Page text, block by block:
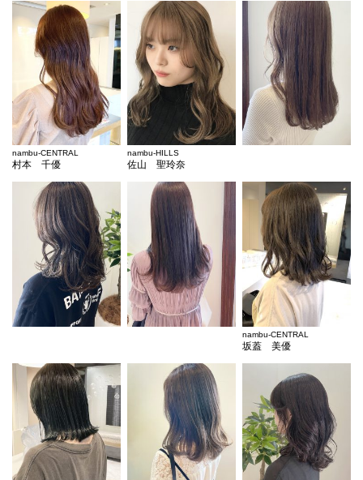
nambu-CENTRAL
村本 千優
nambu-HILLS
佐山 聖玲奈
nambu-CENTRAL
坂蓋 美優